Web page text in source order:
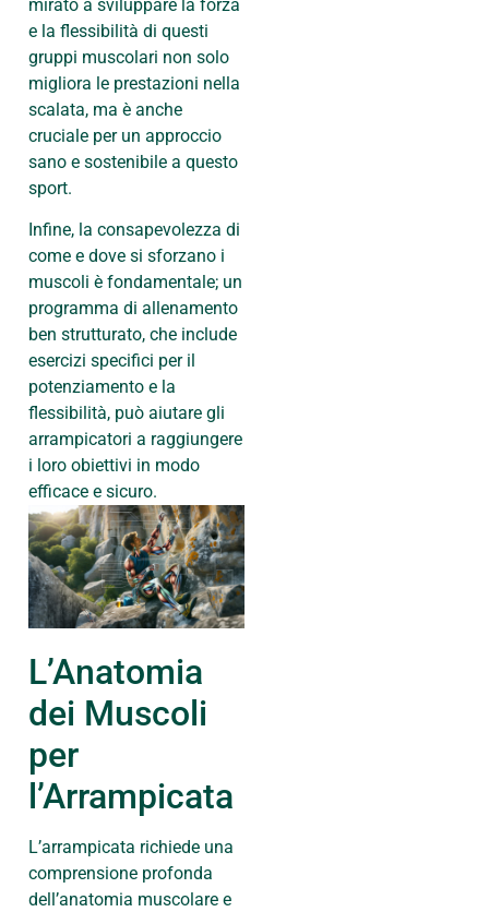
mirato a sviluppare la forza
e la flessibilità di questi
gruppi muscolari non solo
migliora le prestazioni nella
scalata, ma è anche
cruciale per un approccio
sano e sostenibile a questo
sport.
Infine, la consapevolezza di
come e dove si sforzano i
muscoli è fondamentale; un
programma di allenamento
ben strutturato, che include
esercizi specifici per il
potenziamento e la
flessibilità, può aiutare gli
arrampicatori a raggiungere
i loro obiettivi in modo
efficace e sicuro.
L’Anatomia
dei Muscoli
per
l’Arrampicata
L’arrampicata richiede una
comprensione profonda
dell’anatomia muscolare e